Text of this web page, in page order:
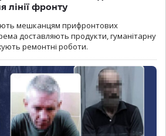
лінії фронту
мешканцям прифронтових
доставляють продукти, гуманітарну
ремонтні роботи.